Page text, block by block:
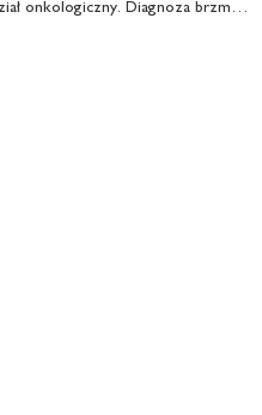
on­ko­lo­gicz­ny. Dia­gno­za brzmia­